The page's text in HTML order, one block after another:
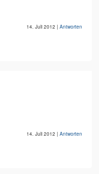
14. Juli 2012 | Antworten
14. Juli 2012 | Antworten